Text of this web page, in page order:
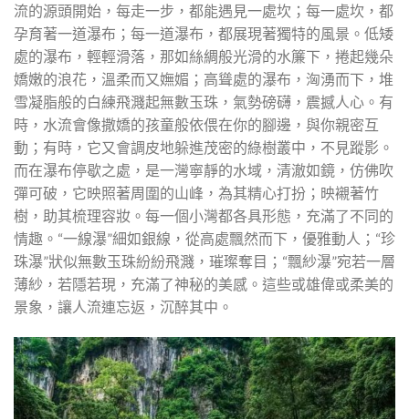
流的源頭開始，每走一步，都能遇見一處坎；每一處坎，都
孕育著一道瀑布；每一道瀑布，都展現著獨特的風景。低矮
處的瀑布，輕輕滑落，那如絲綢般光滑的水簾下，捲起幾朵
嬌嫩的浪花，溫柔而又嫵媚；高聳處的瀑布，洶湧而下，堆
雪凝脂般的白練飛濺起無數玉珠，氣勢磅礴，震撼人心。有
時，水流會像撒嬌的孩童般依偎在你的腳邊，與你親密互
動；有時，它又會調皮地躲進茂密的綠樹叢中，不見蹤影。
而在瀑布停歇之處，是一灣寧靜的水域，清澈如鏡，仿佛吹
彈可破，它映照著周圍的山峰，為其精心打扮；映襯著竹
樹，助其梳理容妝。每一個小灣都各具形態，充滿了不同的
情趣。“一線瀑”細如銀線，從高處飄然而下，優雅動人；“珍
珠瀑”狀似無數玉珠紛紛飛濺，璀璨奪目；“飄紗瀑”宛若一層
薄紗，若隱若現，充滿了神秘的美感。這些或雄偉或柔美的
景象，讓人流連忘返，沉醉其中。